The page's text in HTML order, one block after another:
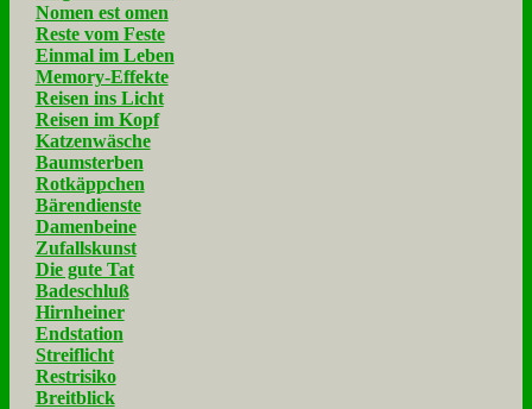
Nomen est omen
Reste vom Feste
Einmal im Leben
Memory-Effekte
Reisen ins Licht
Reisen im Kopf
Katzenwäsche
Baumsterben
Rotkäppchen
Bärendienste
Damenbeine
Zufallskunst
Die gute Tat
Badeschluß
Hirnheiner
Endstation
Streiflicht
Restrisiko
Breitblick